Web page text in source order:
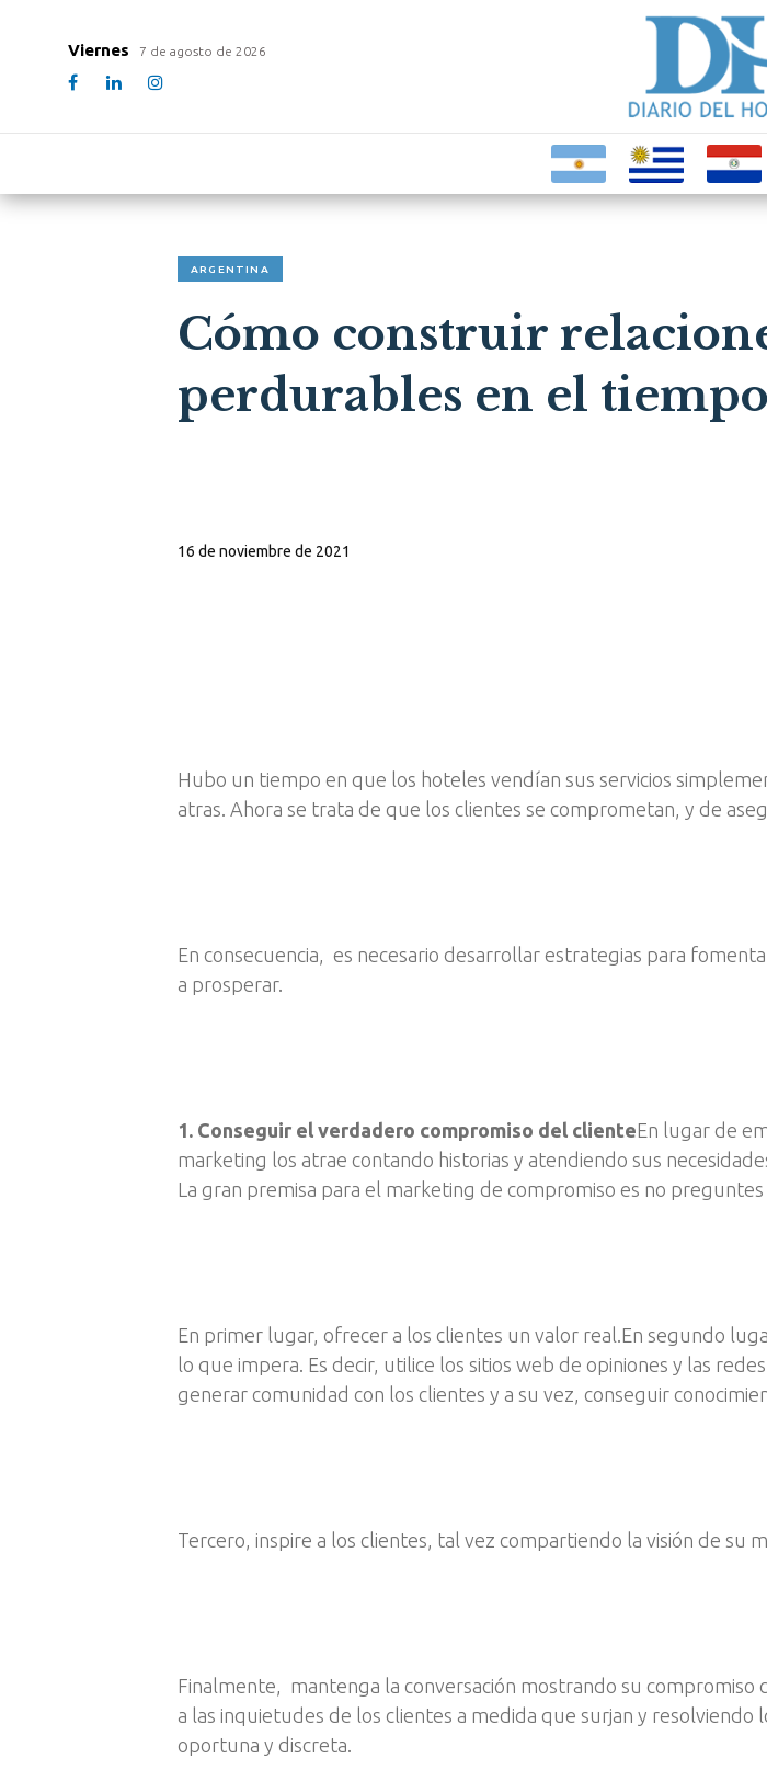
Viernes 7 de agosto de 2026
ARGENTINA
Cómo construir
perdurables en el tiempo
16 de noviembre de 2021
Hubo un tiempo en que los hoteles vendían sus servicios
atras. Ahora se trata de que los clientes se comprometan, y de
En consecuencia, es necesario desarrollar estrategias para
a prosperar.
1. Conseguir el verdadero compromiso del clienteEn lugar de
marketing los atrae contando historias y atendiendo sus
La gran premisa para el marketing de compromiso es no
En primer lugar, ofrecer a los clientes un valor real.En segundo
lo que impera. Es decir, utilice los sitios web de opiniones y las
generar comunidad con los clientes y a su vez, conseguir
Tercero, inspire a los clientes, tal vez compartiendo la visión de su
Finalmente, mantenga la conversación mostrando su
a las inquietudes de los clientes a medida que surjan y resolviendo
oportuna y discreta.